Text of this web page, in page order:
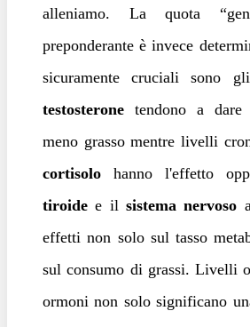
alleniamo. La quota
preponderante è invece
sicuramente cruciali sono
testosterone tendono a
meno grasso mentre livelli
cortisolo hanno l'effetto
tiroide e il sistema nervoso
effetti non solo sul tasso
sul consumo di grassi. Livelli
ormoni non solo significano